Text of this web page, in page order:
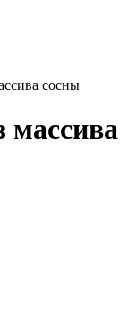
сосны
массива